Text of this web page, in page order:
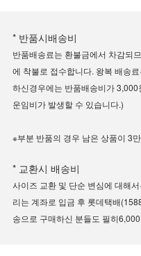
* 반품시배송비
반품배송료는 환불금에서 차감되
에 착불로 접수합니다. 왕복 배송
하신경우에는 반품배송비가
운임비가 발생할 수 있습니다.)
※부분 반품의 경우 남은 상품이 3
* 교환시 배송비
사이즈 교환 및 단순 변심에 대해
리는 계좌로 입금 후 롯데택배
송으로 구매하신 분들도 필히